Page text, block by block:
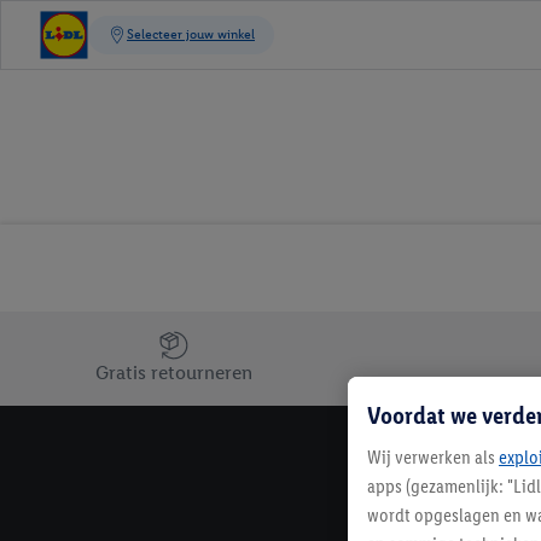
Jouw voordelen bij ons als Lidl webshop klant
Gratis retourneren
Voordat we
Wij verwerken als
apps (gezamenlijk:
wordt opgeslagen en